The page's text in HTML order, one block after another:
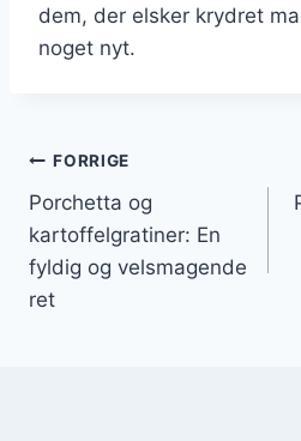
dem, der elsker krydret
noget nyt.
FORRIGE
Porchetta og
kartoffelgratiner: En
fyldig og velsmagende
ret